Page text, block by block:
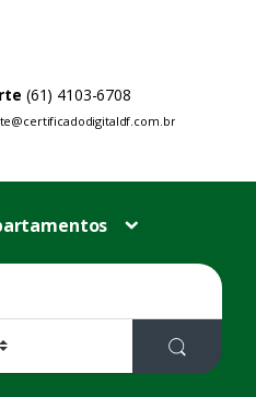
(61) 4103-6708